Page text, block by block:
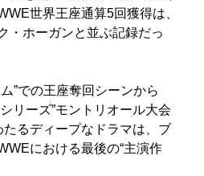
世界王座通算5回獲得は、
・ホーガンと並ぶ記録だっ
”での王座奪回シーンから
リーズ”モントリオール大会
たるディープなドラマは、ブ
における最後の“主演作